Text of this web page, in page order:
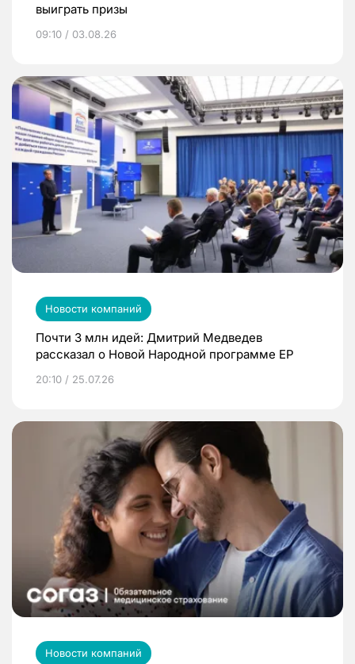
выиграть призы
09:10 / 03.08.26
Новости компаний
Почти 3 млн идей: Дмитрий Медведев
рассказал о Новой Народной программе ЕР
20:10 / 25.07.26
Новости компаний